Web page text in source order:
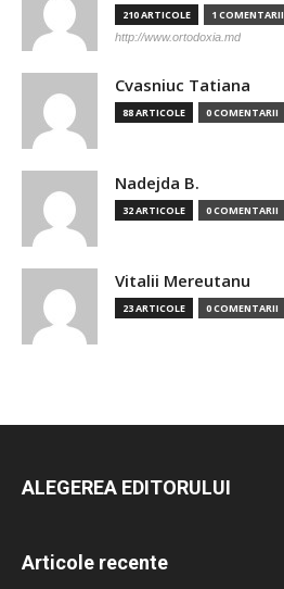
210 ARTICOLE 1 COMENTARII
http://www.ortodoxia.md
Cvasniuc Tatiana
88 ARTICOLE 0 COMENTARII
Nadejda B.
32 ARTICOLE 0 COMENTARII
Vitalii Mereutanu
23 ARTICOLE 0 COMENTARII
ALEGEREA EDITORULUI
Articole recente